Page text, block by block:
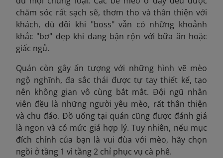
chăm sóc rất sạch sẽ, thơm tho và thân thiện với
khách, dù đôi khi "boss" vẫn có những khoảnh
khắc "bơ" đẹp khi đang bận rộn với bữa ăn hoặc
giấc ngủ.
Quán còn gây ấn tượng với những hình vẽ mèo
ngộ nghĩnh, đa sắc thái được tự tay thiết kế, tạo
nên không gian vô cùng bắt mắt. Đội ngũ nhân
viên đều là những người yêu mèo, rất thân thiện
và chu đáo. Đồ uống tại quán cũng được đánh giá
là ngon và có mức giá hợp lý. Tuy nhiên, nếu mục
đích chính của bạn là vui đùa với mèo, hãy chọn
ngồi ở tầng 1 vì tầng 2 chỉ phục vụ cà phê.